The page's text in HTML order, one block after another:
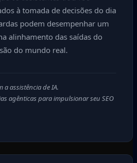
à tomada de decisões do dia
podem desempenhar um
alinhamento das saídas do
do mundo real.
a assistência de IA.
agênticas para impulsionar seu SEO